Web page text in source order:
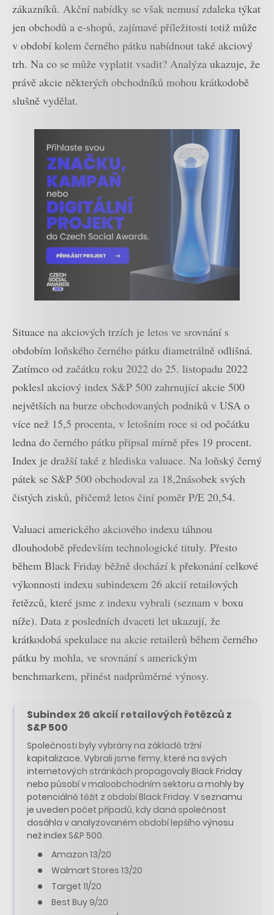
zákazníků. Akční nabídky se však nemusí zdaleka týkat
jen obchodů a e-shopů, zajímavé příležitosti totiž může
v období kolem černého pátku nabídnout také akciový
trh. Na co se může vyplatit vsadit? Analýza ukazuje, že
právě akcie některých obchodníků mohou krátkodobě
slušně vydělat.
Situace na akciových trzích je letos ve srovnání s
obdobím loňského černého pátku diametrálně odlišná.
Zatímco od začátku roku 2022 do 25. listopadu 2022
poklesl akciový index S&P 500 zahrnující akcie 500
největších na burze obchodovaných podniků v USA o
více než 15,5 procenta, v letošním roce si od počátku
ledna do černého pátku připsal mírně přes 19 procent.
Index je dražší také z hlediska valuace. Na loňský černý
pátek se S&P 500 obchodoval za 18,2násobek svých
čistých zisků, přičemž letos činí poměr P/E 20,54.
Valuaci amerického akciového indexu táhnou
dlouhodobě především technologické tituly. Přesto
během Black Friday běžně dochází k překonání celkové
výkonnosti indexu subindexem 26 akcií retailových
řetězců, které jsme z indexu vybrali (seznam v boxu
níže). Data z posledních dvaceti let ukazují, že
krátkodobá spekulace na akcie retailerů během černého
pátku by mohla, ve srovnání s americkým
benchmarkem, přinést nadprůměrné výnosy.
Subindex 26 akcií retailových řetězců z
S&P 500
Společnosti byly vybrány na základě tržní
kapitalizace. Vybrali jsme firmy, které na svých
internetových stránkách propagovaly Black Friday
nebo působí v maloobchodním sektoru a mohly by
potenciálně těžit z období Black Friday. V seznamu
je uveden počet případů, kdy daná společnost
dosáhla v analyzovaném období lepšího výnosu
než index S&P 500.
Amazon 13/20
Walmart Stores 13/20
Target 11/20
Best Buy 9/20